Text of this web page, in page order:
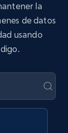
la
de datos
usando